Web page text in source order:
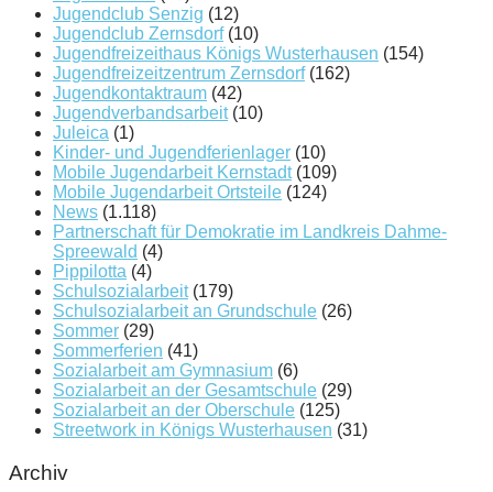
Jugendclub Senzig (12)
Jugendclub Zernsdorf(10)
Jugendfreizeithaus Königs Wusterhausen (154)
Jugendfreizeitzentrum Zernsdorf(162)
Jugendkontaktraum (42)
Jugendverbandsarbeit(10)
Juleica (1)
Kinder- und Jugendferienlager (10)
Mobile Jugendarbeit Kernstadt(109)
Mobile Jugendarbeit Ortsteile (124)
News (1.118)
Partnerschaft für Demokratie im Landkreis Dahme-
Spreewald (4)
Pippilotta (4)
Schulsozialarbeit(179)
Schulsozialarbeit an Grundschule (26)
Sommer (29)
Sommerferien (41)
Sozialarbeit am Gymnasium (6)
Sozialarbeit an der Gesamtschule (29)
Sozialarbeit an der Oberschule (125)
Streetwork in Königs Wusterhausen (31)
Archiv